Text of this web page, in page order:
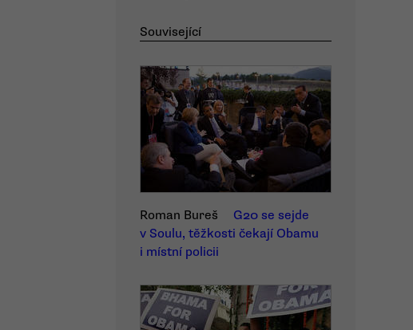
Související
Roman Bureš
G20 se sejde
v Soulu, těžkosti čekají Obamu
i místní policii